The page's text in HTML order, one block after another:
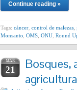
Continue reading »
Tags: cáncer control de malezas
Monsanto OMS ONU Round
MAR
21
Bosques,